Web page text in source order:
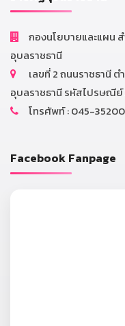
กองนโยบายและแผน
อุบลราชธานี
เลขที่ 2 ถนนราชธานี ต
อุบลราชธานี รหัสไปรษณี
โทรศัพท์ : 045-
Facebook Fanpage